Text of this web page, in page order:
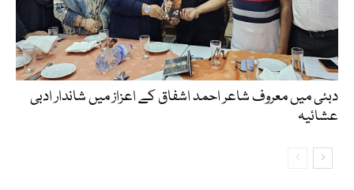
دبئی میں معروف شاعر احمد اشفاق کے اعزاز میں شاندار ادبی
عشائیہ